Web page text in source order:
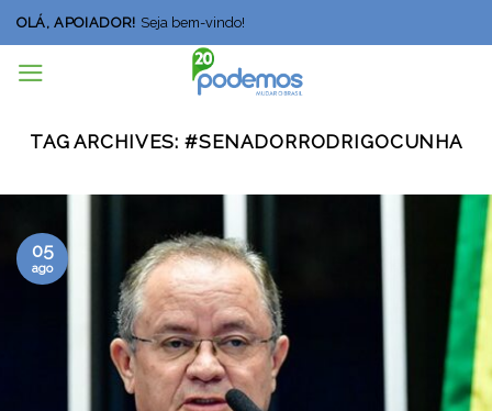
Skip
to
content
OLÁ, APOIADOR! Seja bem-vindo!
TAG ARCHIVES: #SENADORRODRIGOCUNHA
05
ago